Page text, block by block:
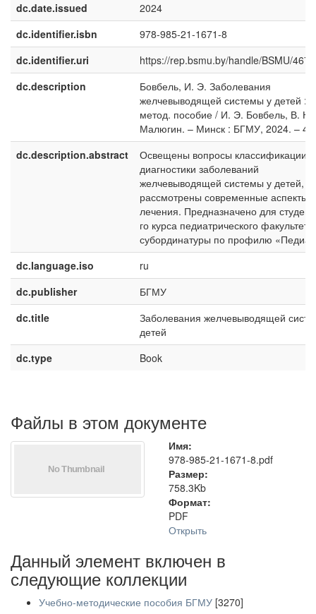
dc.date.issued
2024
dc.identifier.isbn
978-985-21-1671-8
dc.identifier.uri
https://rep.bsmu.by/handle/BSMU/
dc.description
Бовбель, И. Э. Заболевания
желчевыводящей системы у детей :
метод. пособие / И. Э. Бовбель, В. Ю.
Малюгин. – Минск : БГМУ, 2024. – 44
dc.description.abstract
Освещены вопросы классификации,
диагностики заболеваний
желчевыводящей системы у детей,
рассмотрены современные аспекты
лечения. Предназначено для
го курса педиатрического
субординатуры по профилю
dc.language.iso
ru
dc.publisher
БГМУ
dc.title
Заболевания желчевыводящей
детей
dc.type
Book
Файлы в этом документе
Имя:
978-985-21-1671-8.pdf
Размер:
758.3Kb
Формат:
PDF
Открыть
Данный элемент включен в
следующие коллекции
Учебно-методические пособия БГМУ [3270]